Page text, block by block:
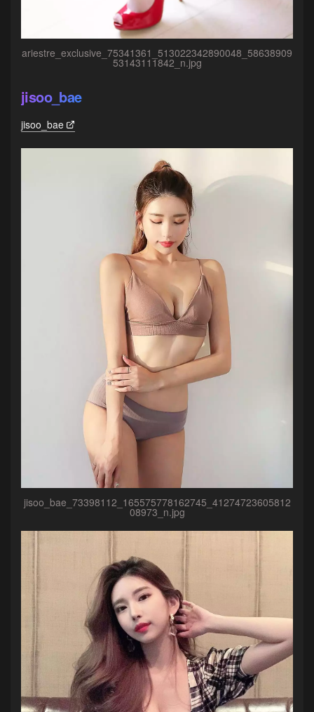
ariestre_exclusive_75341361_513022342890048_58638909
53143111842_n.jpg
jisoo_bae
jisoo_bae
jisoo_bae_73398112_165575778162745_41274723605812
08973_n.jpg